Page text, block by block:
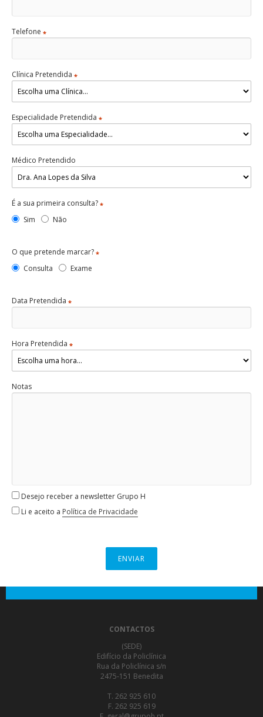
Telefone *
Clínica Pretendida *
Especialidade Pretendida *
Médico Pretendido
É a sua primeira consulta? *
Sim Não
O que pretende marcar? *
Consulta Exame
Data Pretendida *
Hora Pretendida *
Notas
Desejo receber a newsletter Grupo H
Li e aceito a Política de Privacidade
ENVIAR
CONTACTOS
(SEDE)
Edifício da Policlínica
Rua da Policlínica s/n
2475-151 Benedita
T. 262 925 610
F. 262 925 619